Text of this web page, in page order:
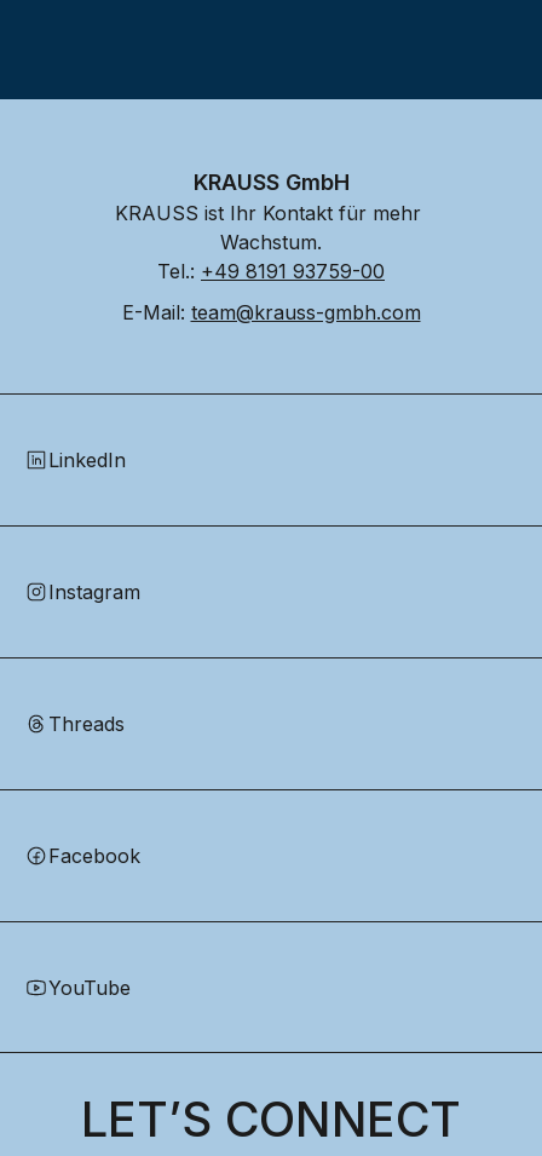
KRAUSS GmbH
KRAUSS ist Ihr Kontakt für mehr
Wachstum.
Tel.: +49 8191 93759-00
E-Mail: team@krauss-gmbh.com
LinkedIn
Instagram
Threads
Facebook
YouTube
LET’S CONNECT